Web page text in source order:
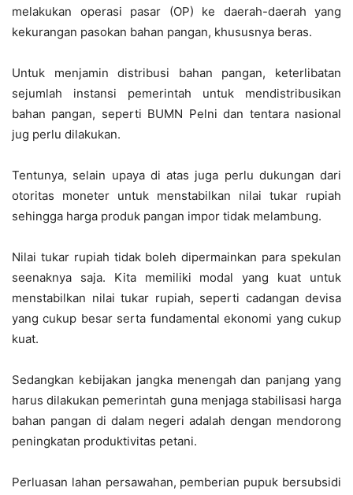
melakukan operasi pasar (OP) ke daerah-daerah yang
kekurangan pasokan bahan pangan, khususnya beras.
Untuk menjamin distribusi bahan pangan, keterlibatan
sejumlah instansi pemerintah untuk mendistribusikan
bahan pangan, seperti BUMN Pelni dan tentara nasional
jug perlu dilakukan.
Tentunya, selain upaya di atas juga perlu dukungan dari
otoritas moneter untuk menstabilkan nilai tukar rupiah
sehingga harga produk pangan impor tidak melambung.
Nilai tukar rupiah tidak boleh dipermainkan para spekulan
seenaknya saja. Kita memiliki modal yang kuat untuk
menstabilkan nilai tukar rupiah, seperti cadangan devisa
yang cukup besar serta fundamental ekonomi yang cukup
kuat.
Sedangkan kebijakan jangka menengah dan panjang yang
harus dilakukan pemerintah guna menjaga stabilisasi harga
bahan pangan di dalam negeri adalah dengan mendorong
peningkatan produktivitas petani.
Perluasan lahan persawahan, pemberian pupuk bersubsidi